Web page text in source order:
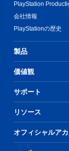
PlayStation
会社情報
PlayStationの歴史
製品
価値観
サポート
リソース
オフィシャルア